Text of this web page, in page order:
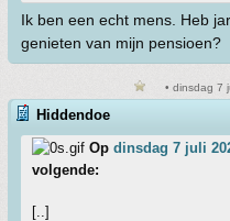
Ik ben een echt mens. Heb
genieten van mijn pensioen?
• dinsdag 7
Hiddendoe
Op dinsdag 7 juli
volgende:
[..]